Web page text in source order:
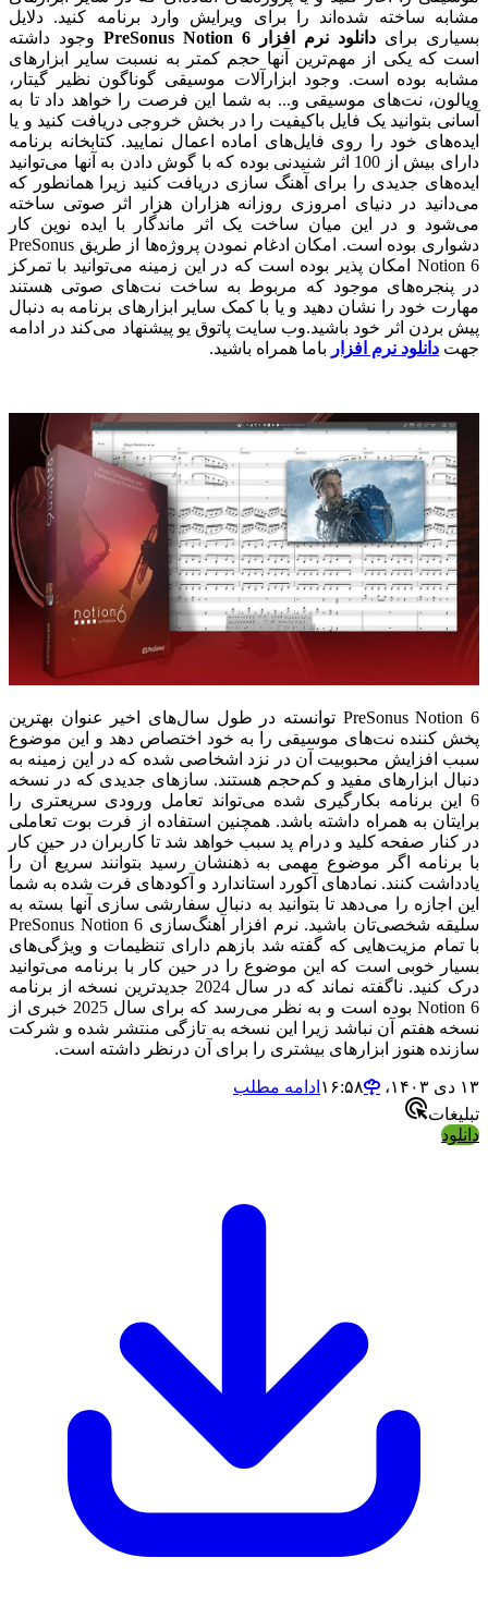
مشابه ساخته شده‌اند را برای ویرایش وارد برنامه کنید. دلایل
بسیاری برای دانلود نرم افزار PreSonus Notion 6
وجود داشته
است که یکی از مهم‌ترین آنها حجم کمتر به نسبت سایر ابزارهای
مشابه بوده است. وجود ابزارآلات موسیقی گوناگون نظیر گیتار،
ویالون، نت‌های موسیقی و... به شما این فرصت را خواهد داد تا به
آسانی بتوانید یک فایل باکیفیت را در بخش خروجی دریافت کنید و یا
ایده‌های خود را روی فایل‌های اماده اعمال نمایید. کتابخانه برنامه
دارای بیش از 100 اثر شنیدنی بوده که با گوش دادن به آنها می‌توانید
ایده‌های جدیدی را برای آهنگ سازی دریافت کنید زیرا همانطور که
می‌دانید در دنیای امروزی روزانه هزاران هزار اثر صوتی ساخته
می‌شود و در این میان ساخت یک اثر ماندگار با ایده نوین کار
دشواری بوده است. امکان ادغام نمودن پروژه‌ها از طریق PreSonus
Notion 6 امکان پذیر بوده است که در این زمینه می‌توانید با تمرکز
در پنجره‌های موجود که مربوط به ساخت نت‌های صوتی هستند
مهارت خود را نشان دهید و یا با کمک سایر ابزارهای برنامه به دنبال
پیش بردن اثر خود باشید.وب سایت پاتوق یو پیشنهاد می‌کند در ادامه
جهت دانلود نرم افزار باما همراه باشید.
PreSonus Notion 6 توانسته در طول سال‌های اخیر عنوان بهترین
پخش کننده نت‌های موسیقی را به خود اختصاص دهد و این موضوع
سبب افزایش محبوبیت آن در نزد اشخاصی شده که در این زمینه به
دنبال ابزارهای مفید و کم‌حجم هستند. سازهای جدیدی که در نسخه
6 این برنامه بکارگیری شده می‌تواند تعامل ورودی سریعتری را
برایتان به همراه داشته باشد. همچنین استفاده از فرت بوت تعاملی
در کنار صفحه کلید و درام پد سبب خواهد شد تا کاربران در حین کار
با برنامه اگر موضوع مهمی به ذهنشان رسید بتوانند سریع آن را
یادداشت کنند. نمادهای آکورد استاندارد و آکودهای فرت شده به شما
این اجازه را می‌دهد تا بتوانید به دنبال سفارشی سازی آنها بسته به
سلیقه شخصی‌تان باشید. نرم افزار آهنگ‌سازی PreSonus Notion 6
با تمام مزیت‌هایی که گفته شد بازهم دارای تنظیمات و ویژگی‌های
بسیار خوبی است که این موضوع را در حین کار با برنامه می‌توانید
درک کنید. ناگفته نماند که در سال 2024 جدیدترین نسخه از برنامه
Notion 6 بوده است و به نظر می‌رسد که برای سال 2025 خبری از
نسخه هفتم آن نباشد زیرا این نسخه به تازگی منتشر شده و شرکت
سازنده هنوز ابزارهای بیشتری را برای آن درنظر داشته است.
۱۳ دی ۱۴۰۳،‏ ۱۶:۵۸
ادامه مطلب
تبلیغات
دانلود